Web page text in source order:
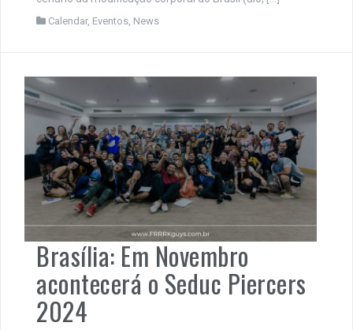
Calendar, Eventos News
Brasília: Em Novembro
acontecerá o Seduc Piercers
2024